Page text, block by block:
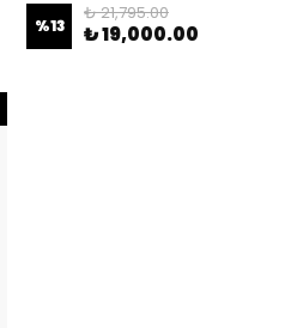
%13
₺ 21,795.00
₺ 19,000.00